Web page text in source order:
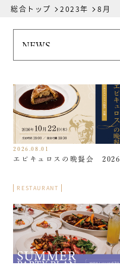
総合トップ 2023年 8月
2026.08.01
エピキュロスの晩餐会 2026
RESTAURANT